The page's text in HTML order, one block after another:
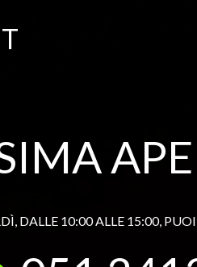
DALLE 10:00 ALLE 15:00,